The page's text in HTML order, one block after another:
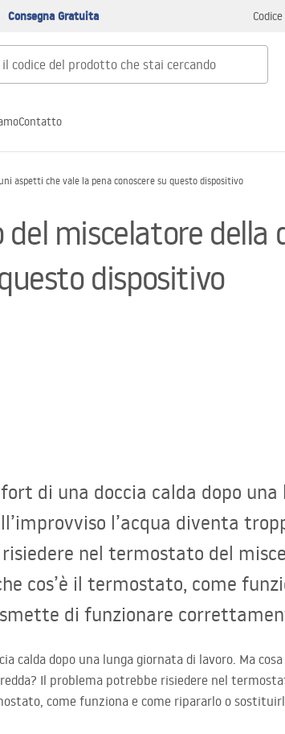
Consegna Gratuita
Contatto
aspetti che vale la pena conoscere su questo dispositivo
miscelatore della
dispositivo
di una doccia calda dopo
l’acqua diventa
nel termostato del
cos’è il termostato, come
di funzionare
calda dopo una lunga giornata di lavoro. Ma
Il problema potrebbe risiedere nel
come funziona e come ripararlo o